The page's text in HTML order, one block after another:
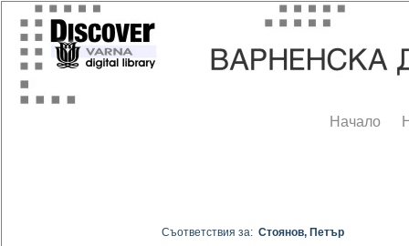
Начало
Съответствия за:Стоянов, Петър